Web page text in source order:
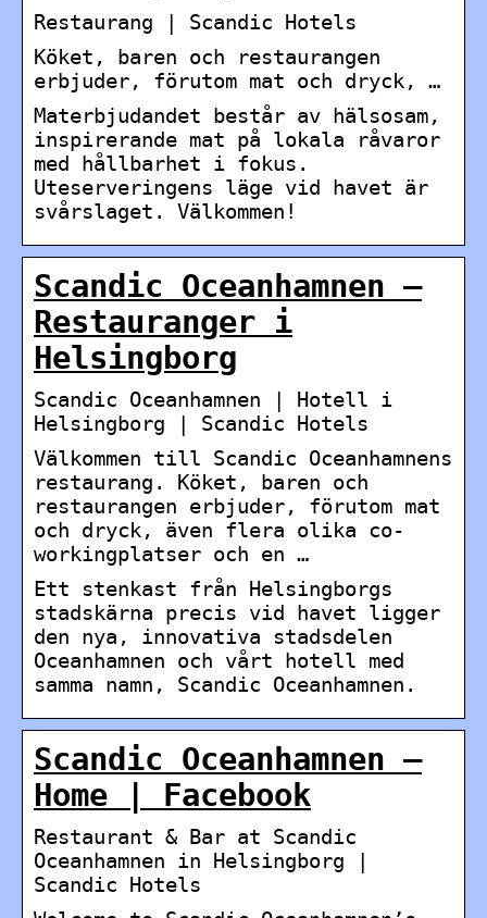
Restaurang | Scandic Hotels
Köket, baren och restaurangen
erbjuder, förutom mat och dryck, …
Materbjudandet består av hälsosam,
inspirerande mat på lokala råvaror
med hållbarhet i fokus.
Uteserveringens läge vid havet är
svårslaget. Välkommen!
Scandic Oceanhamnen –
Restauranger i
Helsingborg
Scandic Oceanhamnen | Hotell i
Helsingborg | Scandic Hotels
Välkommen till Scandic Oceanhamnens
restaurang. Köket, baren och
restaurangen erbjuder, förutom mat
och dryck, även flera olika co-
workingplatser och en …
Ett stenkast från Helsingborgs
stadskärna precis vid havet ligger
den nya, innovativa stadsdelen
Oceanhamnen och vårt hotell med
samma namn, Scandic Oceanhamnen.
Scandic Oceanhamnen –
Home | Facebook
Restaurant & Bar at Scandic
Oceanhamnen in Helsingborg |
Scandic Hotels